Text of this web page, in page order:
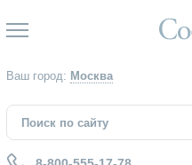
Ваш город: Москва